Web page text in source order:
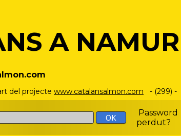
A NAMUR
del projecte www.catalansalmon.com - (299) -
Password
perdut?